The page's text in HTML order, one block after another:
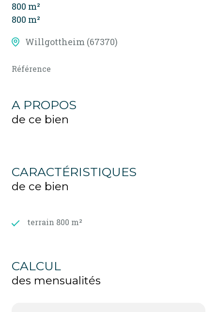
800 m²
800 m²
Willgottheim (67370)
Référence
A PROPOS
de ce bien
CARACTÉRISTIQUES
de ce bien
terrain 800 m²
CALCUL
des mensualités